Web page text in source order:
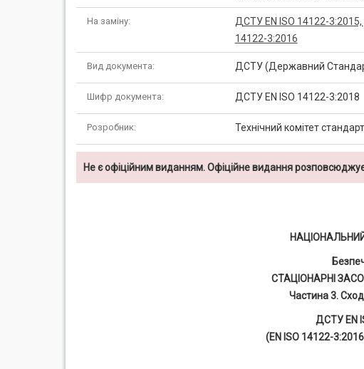
На заміну:
ДСТУ EN ISO 14122-
14122-3:2016
Вид документа: ДСТУ (Державний
Шифр документа: ДСТУ EN ISO 14122-3:2018
Розробник: Технічний комітет
Не є офіційним виданням. Офіційне видання
СТАЦІОНАРНІ
Частина 3.
ДСТУ EN
(EN ISO 14122-